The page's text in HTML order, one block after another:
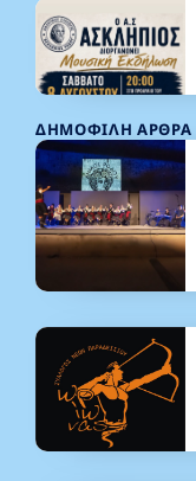
ΔΗΜΟΦΙΛΉ ΆΡΘΡΑ